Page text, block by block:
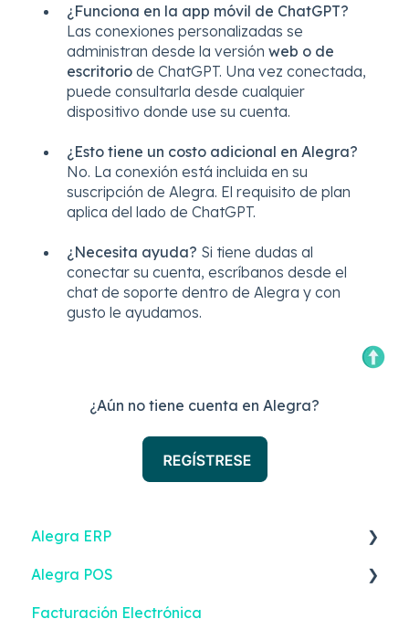
¿Funciona en la app móvil de ChatGPT?
Las conexiones personalizadas se
administran desde la versión web o de
escritorio de ChatGPT. Una vez conectada,
puede consultarla desde cualquier
dispositivo donde use su cuenta.
¿Esto tiene un costo adicional en Alegra?
No. La conexión está incluida en su
suscripción de Alegra. El requisito de plan
aplica del lado de ChatGPT.
¿Necesita ayuda? Si tiene dudas al
conectar su cuenta, escríbanos desde el
chat de soporte dentro de Alegra y con
gusto le ayudamos.
¿Aún no tiene cuenta en Alegra?
Alegra ERP
Ingresos
Reportes
Alegra POS
Ingresos
Facturación Electrónica